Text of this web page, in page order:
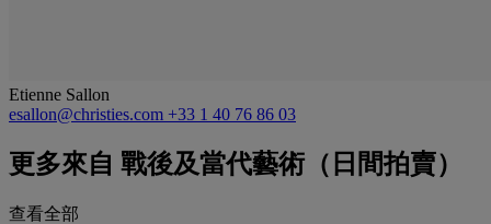
Etienne Sallon
esallon@christies.com +33 1 40 76 86 03
更多來自 戰後及當代藝術（日間拍賣）
查看全部